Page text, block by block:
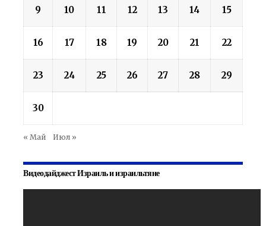
9 10 11 12 13 14 15
16 17 18 19 20 21 22
23 24 25 26 27 28 29
30
« Май Июл »
Видеодайджест Израиль и израильтяне